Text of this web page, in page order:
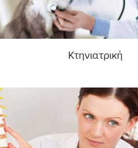
Κτηνιατρική